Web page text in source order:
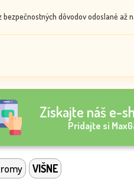
dôvodov odoslané až
Získajte náš e-
Pridajte si
VIŠNE